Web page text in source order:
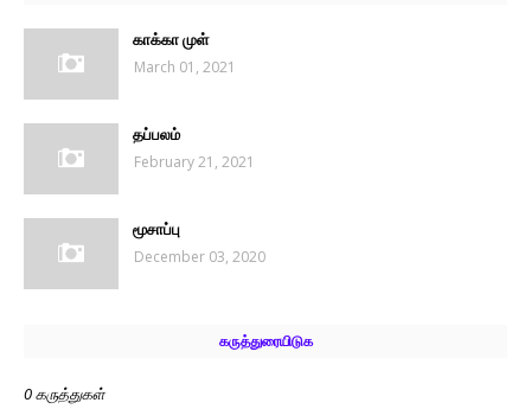
காக்கா முள்
March 01, 2021
தப்பலம்
February 21, 2021
மூசாப்பு
December 03, 2020
கருத்துரையிடுக
0 கருத்துகள்